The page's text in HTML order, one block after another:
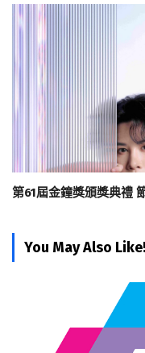
第61屆金鐘獎頒獎典禮
You May Also Like!